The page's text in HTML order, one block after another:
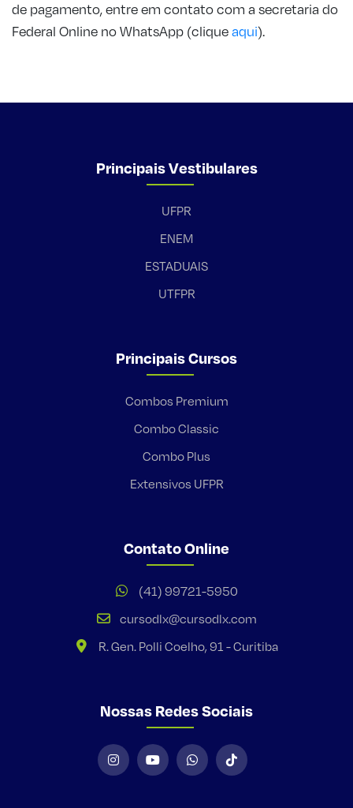
de pagamento, entre em contato com a secretaria do
Federal Online no WhatsApp (cliqueaqui).
Principais Vestibulares
UFPR
ENEM
ESTADUAIS
UTFPR
Principais Cursos
Combos Premium
Combo Classic
Combo Plus
Extensivos UFPR
Contato Online
(41) 99721-5950
cursodlx@cursodlx.com
R. Gen. Polli Coelho, 91 - Curitiba
Nossas Redes Sociais